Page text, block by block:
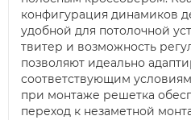
конфигурация динамиков
удобной для потолочной
твитер и возможность
позволяют идеально
соответствующим
при монтаже решетка
переход к незаметной